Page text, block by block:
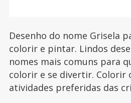
Desenho do nome Grisela
colorir e pintar. Lindos
nomes mais comuns para
colorir e se divertir. Colorir
atividades preferidas das